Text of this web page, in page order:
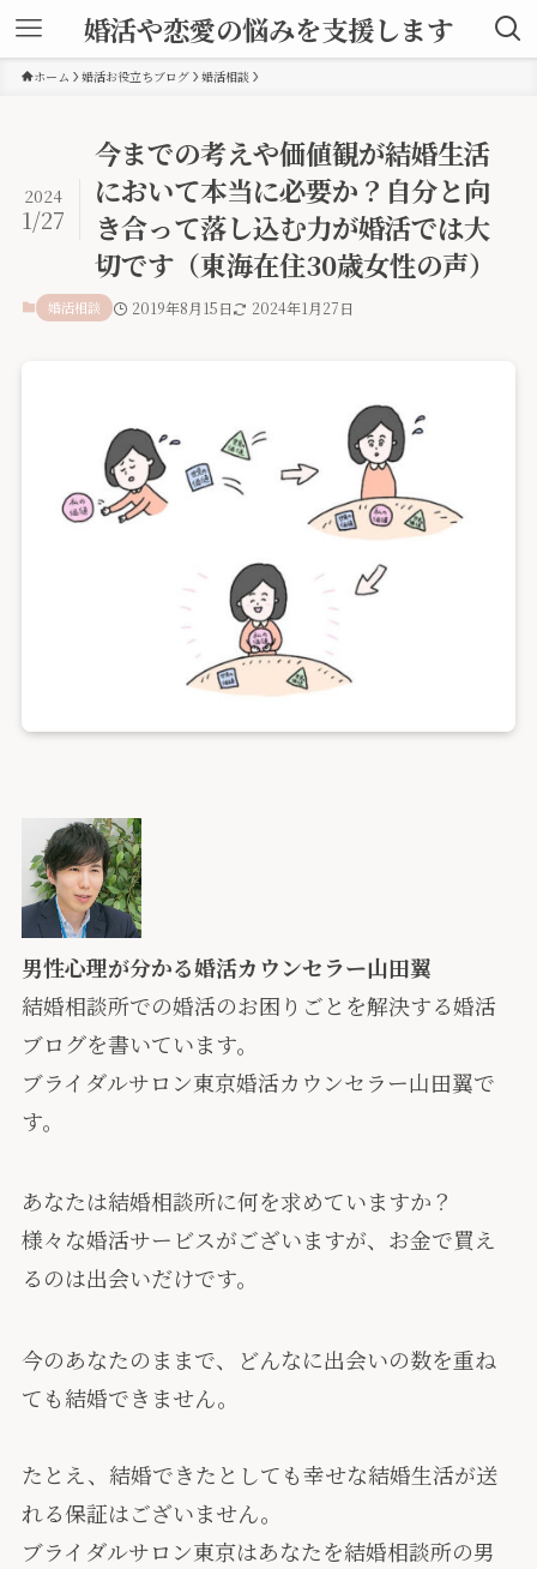
婚活や恋愛の悩みを支援します
ホーム 婚活お役立ちブログ 婚活相談
今までの考えや価値観が結婚生活
において本当に必要か？自分と向
き合って落し込む力が婚活では大
切です（東海在住30歳女性の声）
2024
1/27
婚活相談 2019年8月15日 2024年1月27日
男性心理が分かる婚活カウンセラー山田翼
結婚相談所での婚活のお困りごとを解決する婚活
ブログを書いています。
ブライダルサロン東京婚活カウンセラー山田翼で
す。
あなたは結婚相談所に何を求めていますか？
様々な婚活サービスがございますが、お金で買え
るのは出会いだけです。
今のあなたのままで、どんなに出会いの数を重ね
ても結婚できません。
たとえ、結婚できたとしても幸せな結婚生活が送
れる保証はございません。
ブライダルサロン東京はあなたを結婚相談所の男